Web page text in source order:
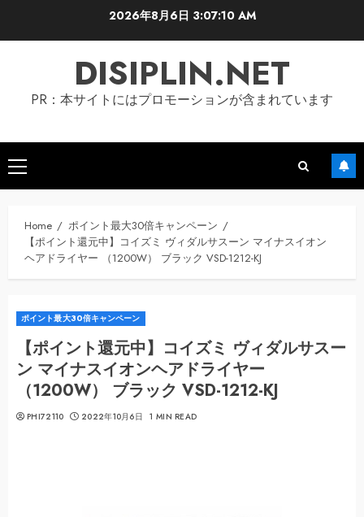
2026年8月6日 3:07:11 AM
DISIPLIN.NET
PR：本サイトにはプロモーションが含まれています
Primary
Menu
Home
ポイント最大30倍キャンペーン
【ポイント還元中】コイズミ ヴィダルサスーン マイナスイオン
ヘアドライヤー （1200W） ブラック VSD-1212-KJ
ポイント最大30倍キャンペーン
【ポイント還元中】コイズミ ヴィダルサスー
ン マイナスイオンヘアドライヤー
（1200W） ブラック VSD-1212-KJ
PHI72110 2022年10月6日 1 MIN READ